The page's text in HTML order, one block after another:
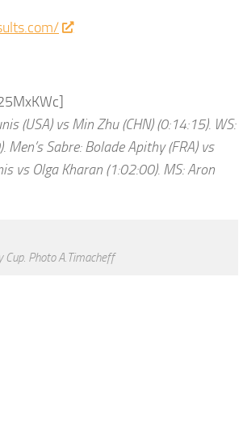
(USA) vs Min Zhu (CHN) (0:14:15). WS:
Men’s Sabre: Bolade Apithy (FRA) vs
vs Olga Kharan (1:02:00). MS: Aron
Cup. Photo A.Timacheff